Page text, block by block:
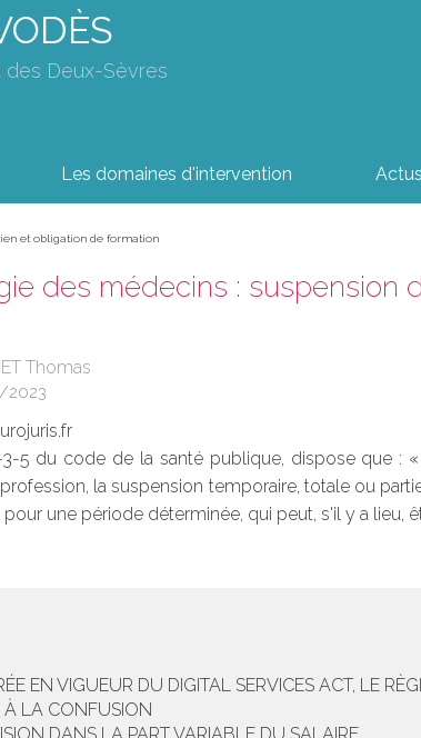
des Deux-Sèvres
Les domaines d'intervention Actus
et obligation de formation
des médecins : suspension
Thomas
2023
3-5 du code de la santé publique, dispose que :
la suspension temporaire, totale ou
une période déterminée, qui peut, s'il y a lieu,
EN VIGUEUR DU DIGITAL SERVICES ACT, LE
À LA CONFUSION